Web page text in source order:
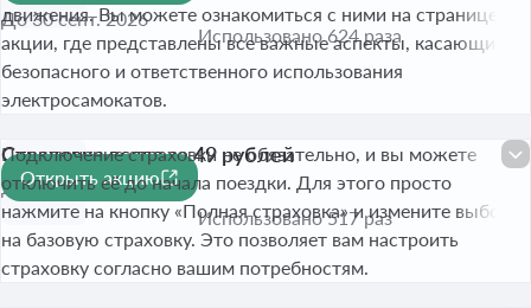
До 30 сент. 2026
движения. Вы можете ознакомиться с ними на странице
акции, где представлены все важные аспекты, касающиеся
безопасного и ответственного использования
электросамокатов.
Использовано 624 раза
Страховка всего за 49 рублей
До 30 сент. 2026
Подключение страховки не обязательно, и вы можете
отключить её до начала поездки. Для этого просто
нажмите на кнопку «Полная страховка» и измените выбор
на базовую страховку. Это позволяет вам настроить
страховку согласно вашим потребностям.
Открыть акцию
Использовано 517 раз